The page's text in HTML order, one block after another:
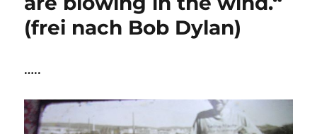
ihn
(frei nach Bob Dylan)
…..